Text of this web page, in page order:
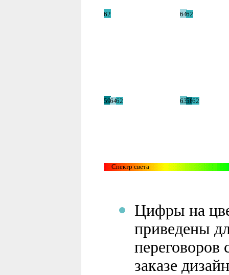
62 6462
596462 635862
Спектр света
Цифры на
приведены
переговоров
заказе